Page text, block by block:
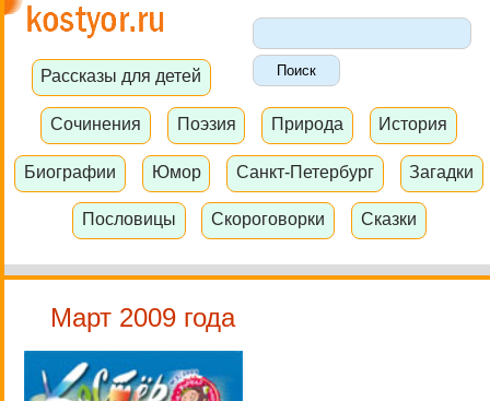
Рассказы для детей
Сочинения Поэзия Природа История
Биографии Юмор Санкт-Петербург Загадки
Пословицы Скороговорки Сказки
Март 2009 года